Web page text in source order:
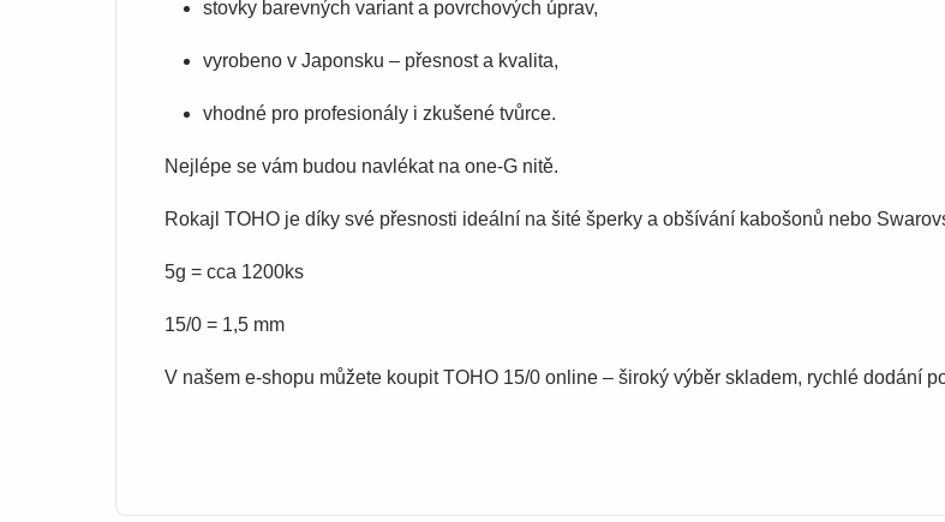
stovky barevných variant a povrchových úprav,
vyrobeno v Japonsku – přesnost a kvalita,
vhodné pro profesionály i zkušené tvůrce.
Nejlépe se vám budou navlékat na one-G nitě.
Rokajl TOHO je díky své přesnosti ideální na šité šperky a obšívání kabošonů nebo
5g = cca 1200ks
15/0 = 1,5 mm
V našem e-shopu můžete koupit TOHO 15/0 online – široký výběr skladem, rychlé dodání